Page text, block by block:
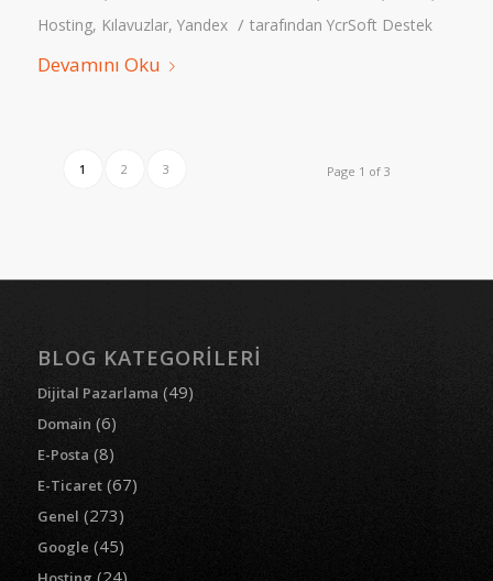
Hosting, Kılavuzlar, Yandex / tarafından YcrSoft Destek
Devamını Oku
Page 1 of 3
1 2 3
BLOG KATEGORILERI
Dijital Pazarlama (49)
Domain (6)
E-Posta (8)
E-Ticaret(67)
Genel (273)
Google (45)